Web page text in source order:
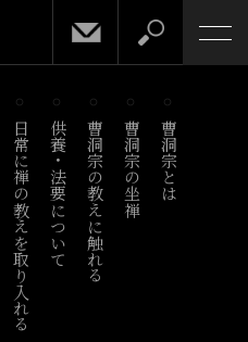
日常に禅の教えを取り入れる供養・法要について曹洞宗の教えに触れる 曹洞宗の坐禅 曹洞宗とは